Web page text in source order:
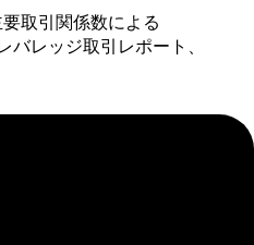
取引関係数による
バレッジ取引レポート、